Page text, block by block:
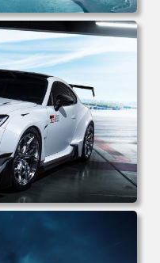
科技 电脑桌面 高清壁纸
车 白色 汽车 电脑桌面